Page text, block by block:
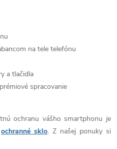
na tele telefónu
a tlačidla
spracovanie
ochranu vášho smartphonu je
ochranné sklo. Z našej ponuky si